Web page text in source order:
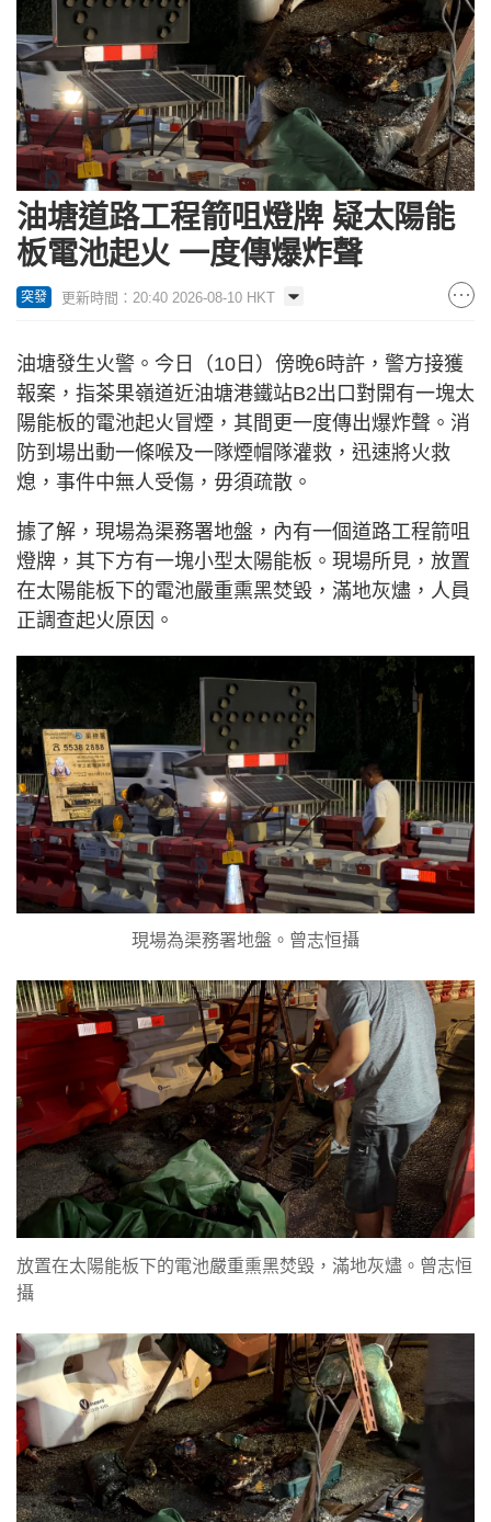
油塘道路工程箭咀燈牌 疑太陽能
板電池起火 一度傳爆炸聲
突發 更新時間：20:40 2026-08-10 HKT
油塘發生火警。今日（10日）傍晚6時許，警方接獲
報案，指茶果嶺道近油塘港鐵站B2出口對開有一塊太
陽能板的電池起火冒煙，其間更一度傳出爆炸聲。消
防到場出動一條喉及一隊煙帽隊灌救，迅速將火救
熄，事件中無人受傷，毋須疏散。
據了解，現場為渠務署地盤，內有一個道路工程箭咀
燈牌，其下方有一塊小型太陽能板。現場所見，放置
在太陽能板下的電池嚴重熏黑焚毀，滿地灰燼，人員
正調查起火原因。
現場為渠務署地盤。曾志恒攝
放置在太陽能板下的電池嚴重熏黑焚毀，滿地灰燼。曾志恒
攝